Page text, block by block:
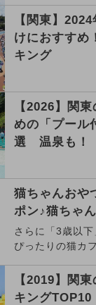
【関東】
けにおすすめ
キング
【2026】関
めの「プール
選 温泉も！
猫ちゃんおや
ポン♪猫ちゃ
さらに「3歳以
ぴったりの猫カ
【2019】関
キング